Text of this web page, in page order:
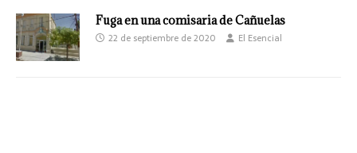
Fuga en una comisaria de Cañuelas
22 de septiembre de 2020 El Esencial